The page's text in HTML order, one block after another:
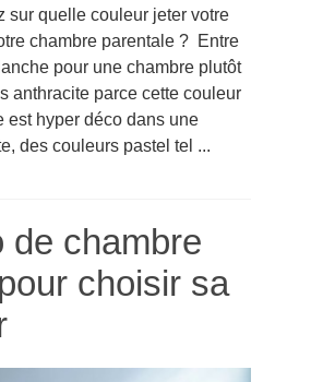
sur quelle couleur jeter votre
chambre parentale ? Entre
pour une chambre plutôt
anthracite parce cette couleur
est hyper déco dans une
des couleurs pastel tel ...
de chambre
choisir sa